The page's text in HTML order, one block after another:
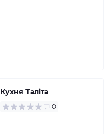
Кухня Таліта
0